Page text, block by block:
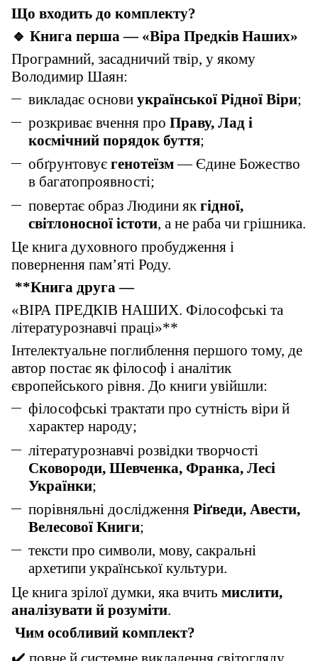
Що входить до комплекту?
🔹 Книга перша — «Віра Предків Наших»
Програмний, засадничий твір, у якому
Володимир Шаян:
викладає основи української Рідної Віри;
розкриває вчення про Праву, Лад і
космічний порядок буття;
обґрунтовує генотеїзм— Єдине Божество
в багатопроявності;
повертає образ Людини як гідної,
світлоносної істоти, а не раба чи грішника.
Це книга духовного пробудження і
повернення пам’яті Роду.
**Книга друга —
«ВІРА ПРЕДКІВ НАШИХ. Філософські та
літературознавчі праці»**
Інтелектуальне поглиблення першого тому, де
автор постає як філософ і аналітик
європейського рівня. До книги увійшли:
філософські трактати про сутність віри й
характер народу;
літературознавчі розвідки творчості
Сковороди, Шевченка, Франка, Лесі
Українки;
порівняльні дослідження Ріґведи, Авести,
Велесової Книги;
тексти про символи, мову, сакральні
архетипи української культури.
Це книга зрілої думки, яка вчить мислити,
аналізувати й розуміти.
Чим особливий комплект?